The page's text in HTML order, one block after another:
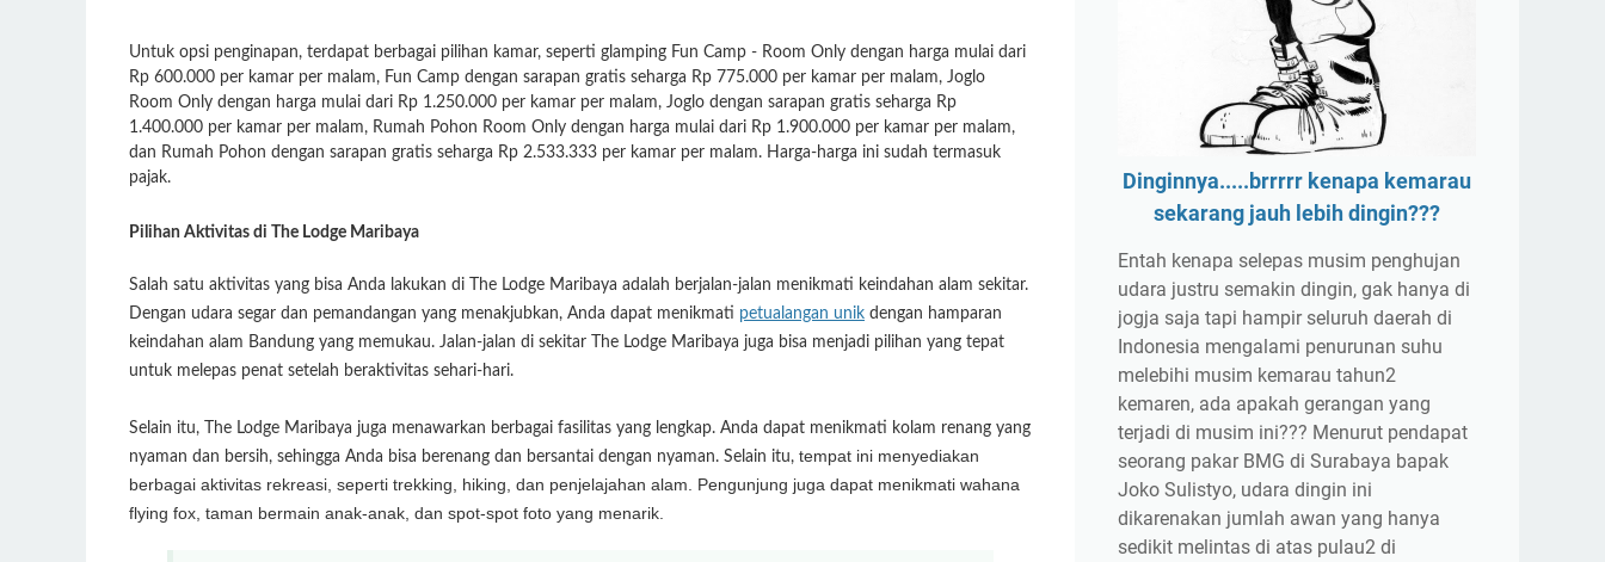
Untuk opsi penginapan, terdapat berbagai pilihan kamar, seperti glamping Fun Camp - Room Only dengan harga mulai dari
Rp 600.000 per kamar per malam, Fun Camp dengan sarapan gratis seharga Rp 775.000 per kamar per malam, Joglo
Room Only dengan harga mulai dari Rp 1.250.000 per kamar per malam, Joglo dengan sarapan gratis seharga Rp
1.400.000 per kamar per malam, Rumah Pohon Room Only dengan harga mulai dari Rp 1.900.000 per kamar per malam,
dan Rumah Pohon dengan sarapan gratis seharga Rp 2.533.333 per kamar per malam. Harga-harga ini sudah termasuk
pajak.
Pilihan Aktivitas di The Lodge Maribaya
Salah satu aktivitas yang bisa Anda lakukan di The Lodge Maribaya adalah berjalan-jalan menikmati keindahan alam sekitar.
Dengan udara segar dan pemandangan yang menakjubkan, Anda dapat menikmati petualangan unik dengan hamparan
keindahan alam Bandung yang memukau. Jalan-jalan di sekitar The Lodge Maribaya juga bisa menjadi pilihan yang tepat
untuk melepas penat setelah beraktivitas sehari-hari.
Selain itu, The Lodge Maribaya juga menawarkan berbagai fasilitas yang lengkap. Anda dapat menikmati kolam renang yang
nyaman dan bersih, sehingga Anda bisa berenang dan bersantai dengan nyaman. Selain itu, tempat ini menyediakan
berbagai aktivitas rekreasi, seperti trekking, hiking, dan penjelajahan alam. Pengunjung juga dapat menikmati wahana
flying fox, taman bermain anak-anak, dan spot-spot foto yang menarik.
Dinginnya.....brrrrr kenapa kemarau
sekarang jauh lebih dingin???
Entah kenapa selepas musim penghujan
udara justru semakin dingin, gak hanya di
jogja saja tapi hampir seluruh daerah di
Indonesia mengalami penurunan suhu
melebihi musim kemarau tahun2
kemaren, ada apakah gerangan yang
terjadi di musim ini??? Menurut pendapat
seorang pakar BMG di Surabaya bapak
Joko Sulistyo, udara dingin ini
dikarenakan jumlah awan yang hanya
sedikit melintas di atas pulau2 di